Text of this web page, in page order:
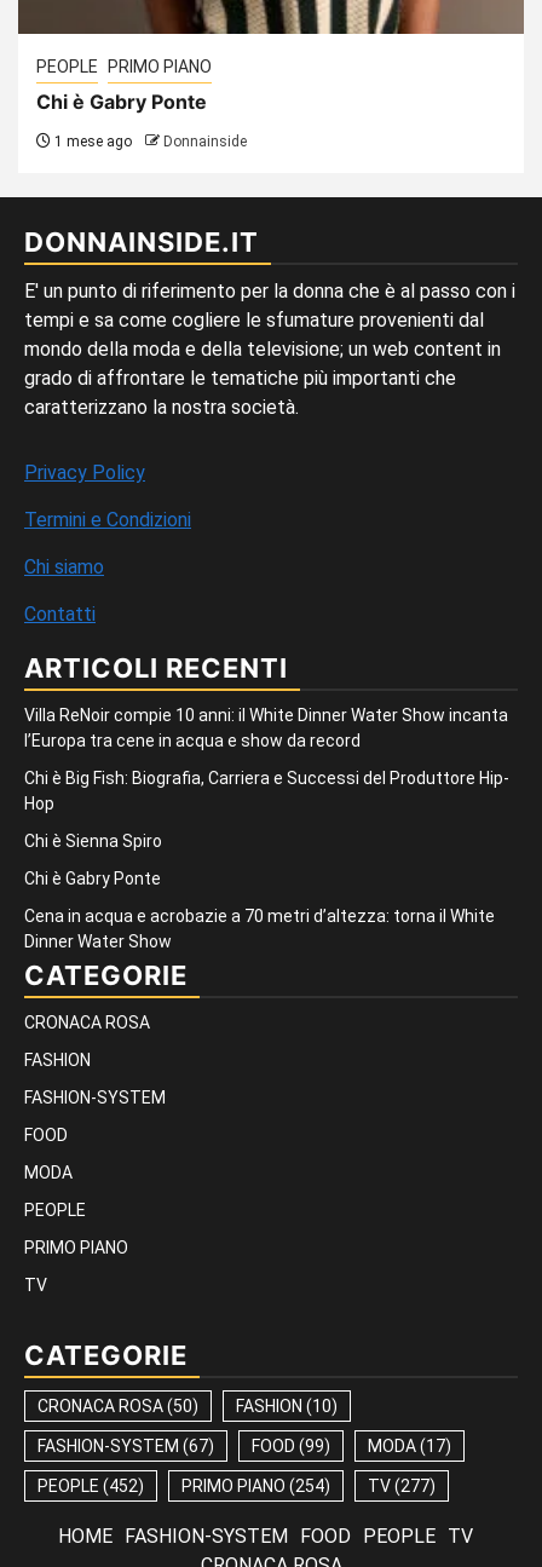
PEOPLE PRIMO PIANO
Chi è Gabry Ponte
1 mese ago Donnainside
DONNAINSIDE.IT
E' un punto di riferimento per la donna che è al passo con i
tempi e sa come cogliere le sfumature provenienti dal
mondo della moda e della televisione; un web content in
grado di affrontare le tematiche più importanti che
caratterizzano la nostra società.
Privacy Policy
Termini e Condizioni
Chi siamo
Contatti
ARTICOLI RECENTI
Villa ReNoir compie 10 anni: il White Dinner Water Show incanta
l’Europa tra cene in acqua e show da record
Chi è Big Fish: Biografia, Carriera e Successi del Produttore Hip-
Hop
Chi è Sienna Spiro
Chi è Gabry Ponte
Cena in acqua e acrobazie a 70 metri d’altezza: torna il White
Dinner Water Show
CATEGORIE
CRONACA ROSA
FASHION
FASHION-SYSTEM
FOOD
MODA
PEOPLE
PRIMO PIANO
TV
CATEGORIE
CRONACA ROSA(50) FASHION (10)
FASHION-SYSTEM (67) FOOD (99) MODA(17)
PEOPLE (452) PRIMO PIANO (254) TV(277)
HOME FASHION-SYSTEM FOOD PEOPLE
TV